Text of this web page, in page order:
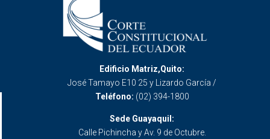
Edificio Matriz,Quito:
José Tamayo E10 25 y Lizardo García /
Teléfono: (02) 394-1800
Sede Guayaquil:
Calle Pichincha y Av. 9 de Octubre.